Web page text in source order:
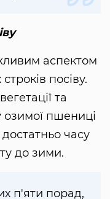
аспектом
посіву.
та
озимої пшениці
часу
до зими.
п'яти порад,